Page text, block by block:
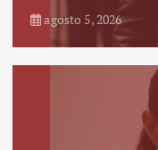
agosto 5, 2026